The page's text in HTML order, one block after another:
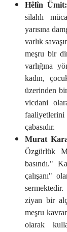
Hêlîn Ümit:
silahlı
yarısına
varlık
meşru bir
varlığına
kadın,
üzerinden
vicdani
çabasıdır.
Murat
Özgürlük
basındı."
çalışanı"
ziyan bir
meşru
olarak